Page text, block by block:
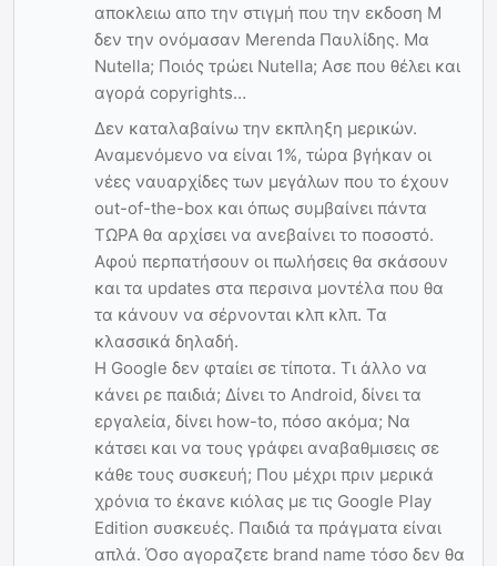
αποκλειω απο την στιγμή που την εκδοση M
δεν την ονόμασαν Merenda Παυλίδης. Μα
Nutella; Ποιός τρώει Nutella; Ασε που θέλει και
αγορά copyrights…
Δεν καταλαβαίνω την εκπληξη μερικών.
Αναμενόμενο να είναι 1%, τώρα βγήκαν οι
νέες ναυαρχίδες των μεγάλων που το έχουν
out-of-the-box και όπως συμβαίνει πάντα
ΤΩΡΑ θα αρχίσει να ανεβαίνει το ποσοστό.
Αφού περπατήσουν οι πωλήσεις θα σκάσουν
και τα updates στα περσινα μοντέλα που θα
τα κάνουν να σέρνονται κλπ κλπ. Τα
κλασσικά δηλαδή.
Η Google δεν φταίει σε τίποτα. Τι άλλο να
κάνει ρε παιδιά; Δίνει τo Android, δίνει τα
εργαλεία, δίνει how-to, πόσο ακόμα; Να
κάτσει και να τους γράφει αναβαθμισεις σε
κάθε τους συσκευή; Που μέχρι πριν μερικά
χρόνια το έκανε κιόλας με τις Google Play
Edition συσκευές. Παιδιά τα πράγματα είναι
απλά. Όσο αγοραζετε brand name τόσο δεν θα